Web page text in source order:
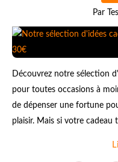
Par
Découvrez notre sélection
pour toutes occasions à
de dépenser une fortune
plaisir. Mais si votre